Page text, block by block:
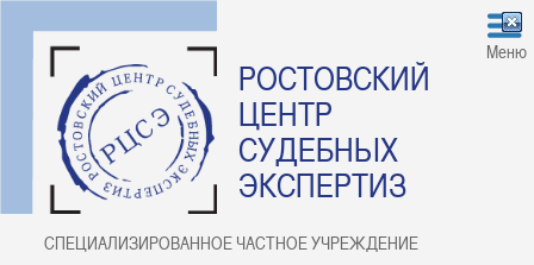
РОСТОВСКИЙ
ЦЕНТР
СУДЕБНЫХ
ЭКСПЕРТИЗ
СПЕЦИАЛИЗИРОВАННОЕ ЧАСТНОЕ УЧРЕЖДЕНИЕ
Меню